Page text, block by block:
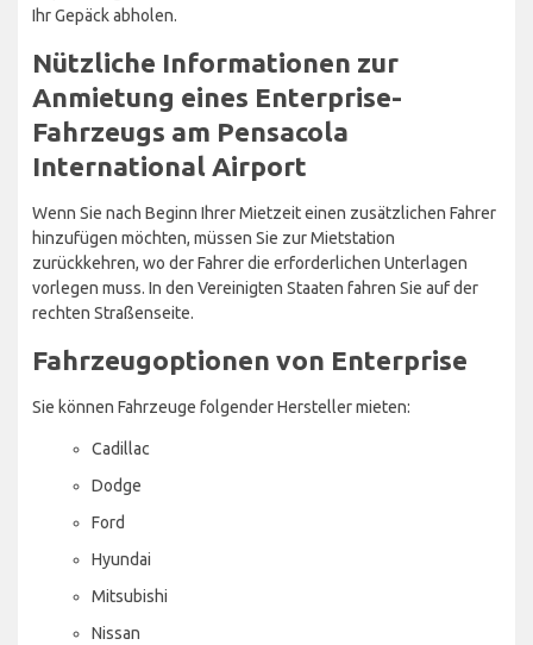
Ihr Gepäck abholen.
Nützliche Informationen zur
Anmietung eines Enterprise-
Fahrzeugs am Pensacola
International Airport
Wenn Sie nach Beginn Ihrer Mietzeit einen zusätzlichen Fahrer
hinzufügen möchten, müssen Sie zur Mietstation
zurückkehren, wo der Fahrer die erforderlichen Unterlagen
vorlegen muss. In den Vereinigten Staaten fahren Sie auf der
rechten Straßenseite.
Fahrzeugoptionen von Enterprise
Sie können Fahrzeuge folgender Hersteller mieten:
Cadillac
Dodge
Ford
Hyundai
Mitsubishi
Nissan